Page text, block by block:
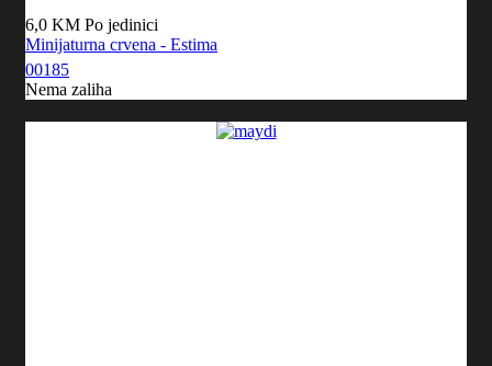
6,0 KM Po jedinici
Minijaturna crvena - Estima
00185
Nema zaliha